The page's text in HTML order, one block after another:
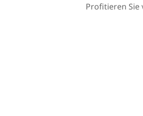
Profitieren